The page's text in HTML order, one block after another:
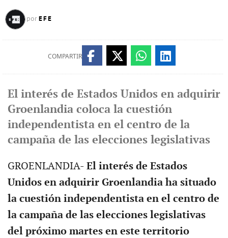
por EFE
COMPARTIR
El interés de Estados Unidos en adquirir
Groenlandia coloca la cuestión
independentista en el centro de la
campaña de las elecciones legislativas
GROENLANDIA- El interés de Estados
Unidos en adquirir Groenlandia ha situado
la cuestión independentista en el centro de
la campaña de las elecciones legislativas
del próximo martes en este territorio